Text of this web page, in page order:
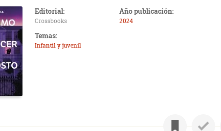
Editorial:
Crossbooks
Año publicación:
2024
Temas:
Infantil y juvenil